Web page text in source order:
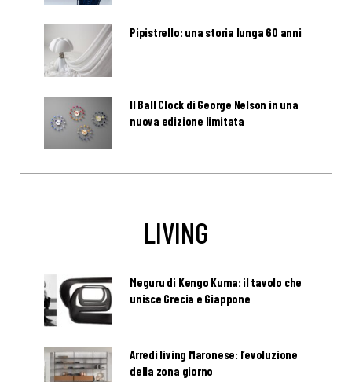
Pipistrello: una storia lunga 60 anni
Il Ball Clock di George Nelson in una
nuova edizione limitata
LIVING
Meguru di Kengo Kuma: il tavolo che
unisce Grecia e Giappone
Arredi living Maronese: l’evoluzione
della zona giorno